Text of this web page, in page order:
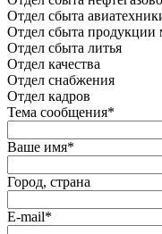
Отдел сбыта
Отдел сбыта продукции
Отдел сбыта литья
Отдел качества
Oтдел снабжения
Отдел кадров
Тема сообщения*
Ваше имя*
Город, страна
E-mail*